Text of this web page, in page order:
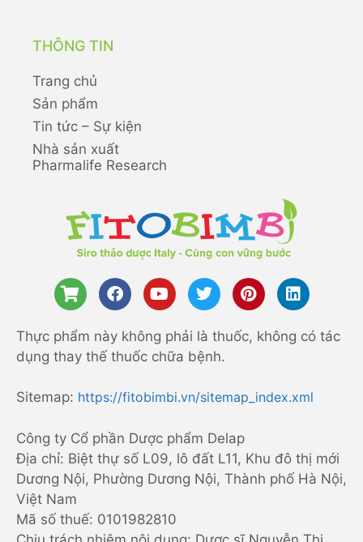
THÔNG TIN
Trang chủ
Sản phẩm
Tin tức – Sự kiện
Nhà sản xuất
Pharmalife Research
Thực phẩm này không phải là thuốc, không có tác
dụng thay thế thuốc chữa bệnh.
Sitemap: https://fitobimbi.vn/sitemap_index.xml
Công ty Cổ phần Dược phẩm Delap
Địa chỉ: Biệt thự số L09, lô đất L11, Khu đô thị mới
Dương Nội, Phường Dương Nội, Thành phố Hà Nội,
Việt Nam
Mã số thuế: 0101982810